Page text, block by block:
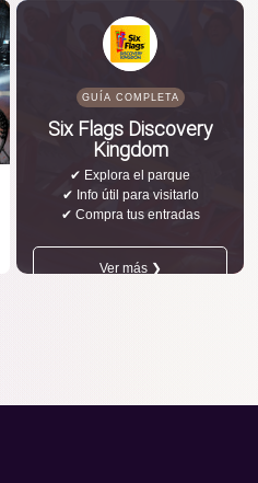
GUÍA COMPLETA
Six Flags Discovery
Kingdom
✔ Explora el parque
✔ Info útil para visitarlo
✔ Compra tus entradas
Ver más ❯